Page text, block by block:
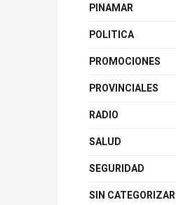
PINAMAR
POLITICA
PROMOCIONES
PROVINCIALES
RADIO
SALUD
SEGURIDAD
SIN CATEGORIZAR